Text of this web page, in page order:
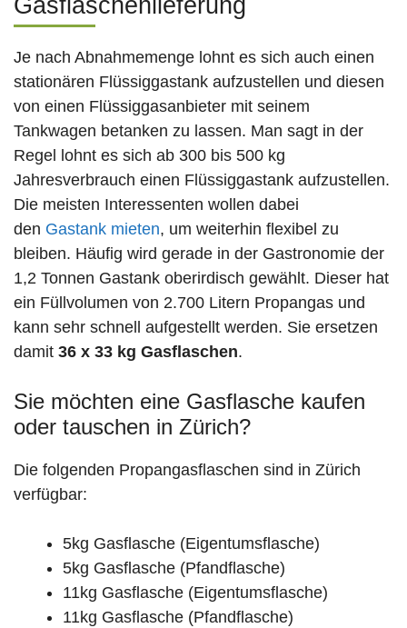
Gasflaschenlieferung
Je nach Abnahmemenge lohnt es sich auch einen
stationären Flüssiggastank aufzustellen und diesen
von einen Flüssiggasanbieter mit seinem
Tankwagen betanken zu lassen. Man sagt in der
Regel lohnt es sich ab 300 bis 500 kg
Jahresverbrauch einen Flüssiggastank aufzustellen.
Die meisten Interessenten wollen dabei
den Gastank mieten, um weiterhin flexibel zu
bleiben. Häufig wird gerade in der Gastronomie der
1,2 Tonnen Gastank oberirdisch gewählt. Dieser hat
ein Füllvolumen von 2.700 Litern Propangas und
kann sehr schnell aufgestellt werden. Sie ersetzen
damit 36 x 33 kg Gasflaschen.
Sie möchten eine Gasflasche kaufen
oder tauschen in Zürich?
Die folgenden Propangasflaschen sind in Zürich
verfügbar:
5kg Gasflasche (Eigentumsflasche)
5kg Gasflasche (Pfandflasche)
11kg Gasflasche (Eigentumsflasche)
11kg Gasflasche (Pfandflasche)